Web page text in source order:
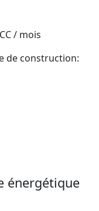
/ mois
de construction:
énergétique